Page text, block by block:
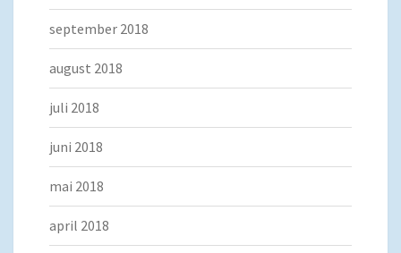
september 2018
august 2018
juli 2018
juni 2018
mai 2018
april 2018